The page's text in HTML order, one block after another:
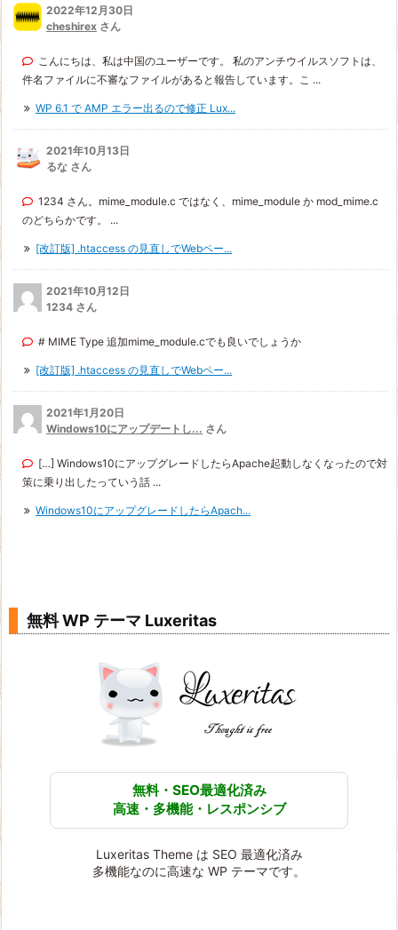
2022年12月30日
cheshirex さん
こんにちは、私は中国のユーザーです。 私のアンチウイルスソフトは、
件名ファイルに不審なファイルがあると報告しています。こ ...
WP 6.1 で AMP エラー出るので修正 Lux...
2021年10月13日
るな さん
1234 さん。mime_module.c ではなく、mime_module か mod_mime.c
のどちらかです。 ...
[改訂版] .htaccess の見直しでWebペー...
2021年10月12日
1234 さん
# MIME Type 追加mime_module.cでも良いでしょうか
[改訂版] .htaccess の見直しでWebペー...
2021年1月20日
Windows10にアップデートし... さん
[…] Windows10にアップグレードしたらApache起動しなくなったので対
策に乗り出したっていう話 ...
Windows10にアップグレードしたらApach...
無料 WP テーマ Luxeritas
無料・SEO最適化済み
高速・多機能・レスポンシブ
Luxeritas Theme は SEO 最適化済み
多機能なのに高速な WP テーマです。